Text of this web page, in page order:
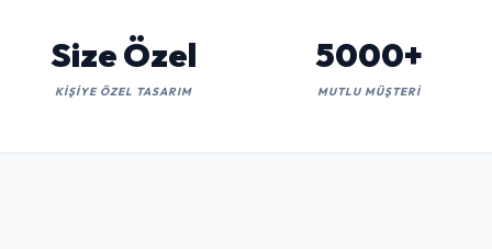
Size Özel
KIŞIYE ÖZEL TASARIM
5000+
MUTLU MÜŞTERI